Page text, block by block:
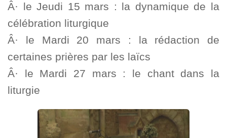
Â· le Jeudi 15 mars : la dynamique de la
célébration liturgique
Â· le Mardi 20 mars : la rédaction de
certaines prières par les laïcs
Â· le Mardi 27 mars : le chant dans la
liturgie